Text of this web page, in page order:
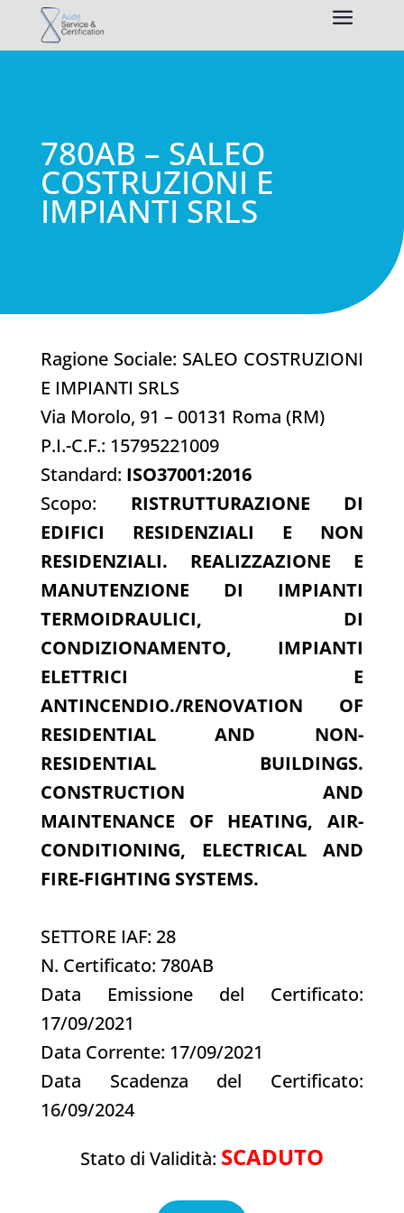
780AB – SALEO
COSTRUZIONI E
IMPIANTI SRLS
Ragione Sociale: SALEO COSTRUZIONI
E IMPIANTI SRLS
Via Morolo, 91 – 00131 Roma (RM)
P.I.-C.F.: 15795221009
Standard: ISO37001:2016
Scopo: RISTRUTTURAZIONE DI
EDIFICI RESIDENZIALI E NON
RESIDENZIALI. REALIZZAZIONE E
MANUTENZIONE DI IMPIANTI
TERMOIDRAULICI, DI
CONDIZIONAMENTO, IMPIANTI
ELETTRICI E
ANTINCENDIO./RENOVATION OF
RESIDENTIAL AND NON-
RESIDENTIAL BUILDINGS.
CONSTRUCTION AND
MAINTENANCE OF HEATING, AIR-
CONDITIONING, ELECTRICAL AND
FIRE-FIGHTING SYSTEMS.
SETTORE IAF: 28
N. Certificato: 780AB
Data Emissione del Certificato:
17/09/2021
Data Corrente: 17/09/2021
Data Scadenza del Certificato:
16/09/2024
Stato di Validità: SCADUTO